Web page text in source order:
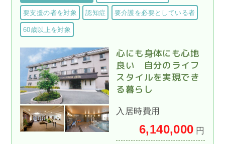
要支援の者を対象 認知症 要介護を必要としている者
60歳以上を対象
心にも身体にも心地
良い 自分のライフ
スタイルを実現でき
る暮らし
入居時費用
6,140,000 円